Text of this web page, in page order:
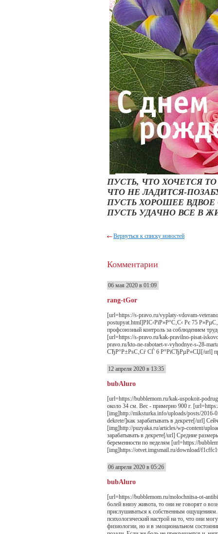
ПУСТЬ, ЧТО ХОЧЕТСЯ
ЧТО НЕ ЛАДИТСЯ-
ПУСТЬ ХОРОШЕЕ
ПУСТЬ УДАЧНО ВСЕ В
Вернуться к списку новостей
Комментарии
06 мая 2020 в 01:09
rang-tGor
[url=https://s-pravo.ru/vyplaty-vdovam-
postupyat.html]РІС‹РїР»Р°С‚С‹ Рє 75
профсоюзный контроль за соблюдением
[url=https://s-pravo.ru/kak-pravilno-pisat-
pravo.ru/kto-ne-rabotaet-v-vyhodnye-s-28-
СЂР°Р±РѕС‚Сѓ СЃ 6 Р°РїСЂРµР»СЏ[/url]
12 апреля 2020 в 13:35
bubAluro
[url=https://bubblemom.ru/kak-uspokoit-
около 34 см. Вес - примерно 900 г.
[img]http://miksturka.info/uploads/posts/
dekrete/]как зарабатывать в декрете[/url]
[img]http://puzyaka.ru/articles/wp-content/
зарабатывать в декрете[/url] Средние
беременности по неделям [url=https://
[img]https://otvet.imgsmail.ru/download/
06 апреля 2020 в 05:26
bubAluro
[url=https://bubblemom.ru/molochnitsa-ot-
болей внизу живота, то они не говорят о
прислушиваться к собственным ощущениям.
психологический настрой на то, что они
физиологии, но и в эмоциональном